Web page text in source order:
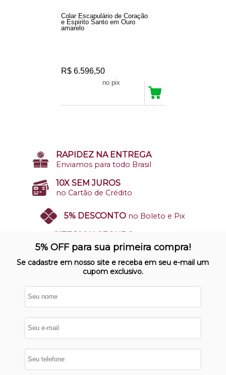
Colar Escapulário de Coração
e Espirito Santo em Ouro
amarelo
R$ 6.596,50
no pix
RAPIDEZ NA ENTREGA
Enviamos para todo Brasil
10X SEM JUROS
no Cartão de Crédito
5% DESCONTO no Boleto e Pix
Nosso site opera em ambiente
protegido
5% OFF para sua primeira compra!
Se cadastre em nosso site e receba em seu e-mail um
cupom exclusivo.